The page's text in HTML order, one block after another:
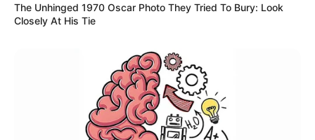
The Unhinged 1970 Oscar Photo They Tried To Bury: Look
Closely At His Tie